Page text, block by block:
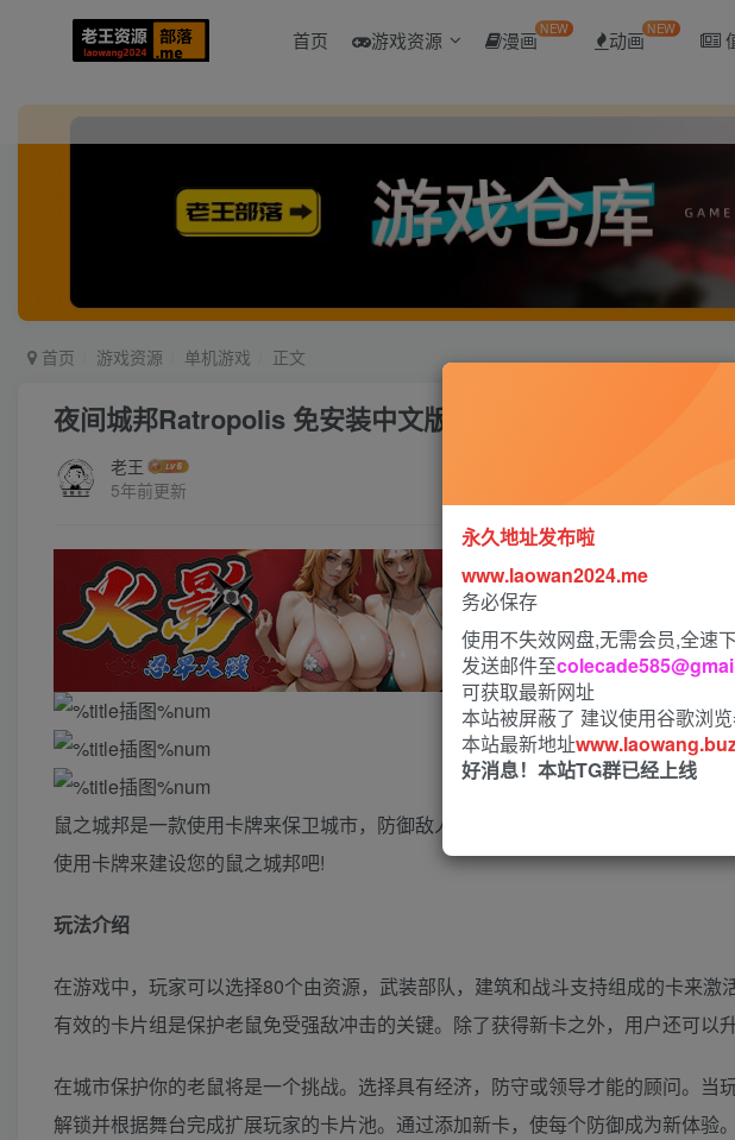
首页 游戏资源 漫画NEW 动画 NEW
首页 游戏资源 单机游戏 正文
夜间城邦Ratropolis 免安装中文版
老王
5年前更新
鼠之城邦是一款使用卡牌来保卫城市，防御敌人攻击的游戏。特别的是，游戏
使用卡牌来建设您的鼠之城邦吧!
玩法介绍
在游戏中，玩家可以选择80个由资源，武装部队，建筑和战斗支持组成的卡来
有效的卡片组是保护老鼠免受强敌冲击的关键。除了获得新卡之外，用户还可以
在城市保护你的老鼠将是一个挑战。选择具有经济，防守或领导才能的顾问。
解锁并根据舞台完成扩展玩家的卡片池。通过添加新卡，使每个防御成为新体验。
永久地址发布啦
www.laowan2024.me
务必保存
使用不失效网盘,无需会员,全速
发送邮件至
可获取最新网址
本站被屏蔽了 建议使用谷歌浏
本站最新地址
好消息！本站TG群已经上线